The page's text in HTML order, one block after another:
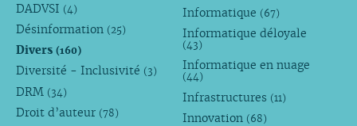
DADVSI (4)
Désinformation (25)
Divers (160)
Diversité - Inclusivité (3)
DRM (34)
Droit d’auteur (78)
Informatique (67)
Informatique déloyale
(43)
Informatique en nuage
(44)
Infrastructures (11)
Innovation (68)